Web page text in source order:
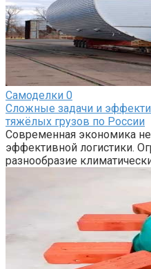
Самоделки 0
Сложные задачи и
тяжёлых грузов по России
Современная экономика
эффективной логистики.
разнообразие